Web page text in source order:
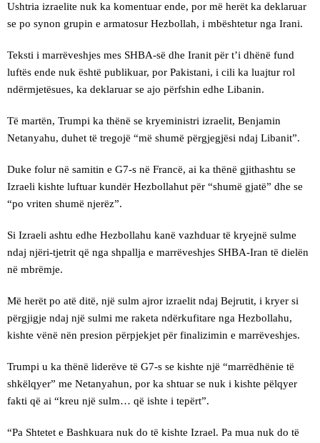
Ushtria izraelite nuk ka komentuar ende, por më herët ka deklaruar
se po synon grupin e armatosur Hezbollah, i mbështetur nga Irani.
Teksti i marrëveshjes mes SHBA-së dhe Iranit për t’i dhënë fund
luftës ende nuk është publikuar, por Pakistani, i cili ka luajtur rol
ndërmjetësues, ka deklaruar se ajo përfshin edhe Libanin.
Të martën, Trumpi ka thënë se kryeministri izraelit, Benjamin
Netanyahu, duhet të tregojë “më shumë përgjegjësi ndaj Libanit”.
Duke folur në samitin e G7-s në Francë, ai ka thënë gjithashtu se
Izraeli kishte luftuar kundër Hezbollahut për “shumë gjatë” dhe se
“po vriten shumë njerëz”.
Si Izraeli ashtu edhe Hezbollahu kanë vazhduar të kryejnë sulme
ndaj njëri-tjetrit që nga shpallja e marrëveshjes SHBA-Iran të dielën
në mbrëmje.
Më herët po atë ditë, një sulm ajror izraelit ndaj Bejrutit, i kryer si
përgjigje ndaj një sulmi me raketa ndërkufitare nga Hezbollahu,
kishte vënë nën presion përpjekjet për finalizimin e marrëveshjes.
Trumpi u ka thënë liderëve të G7-s se kishte një “marrëdhënie të
shkëlqyer” me Netanyahun, por ka shtuar se nuk i kishte pëlqyer
fakti që ai “kreu një sulm… që ishte i tepërt”.
“Pa Shtetet e Bashkuara nuk do të kishte Izrael. Pa mua nuk do të